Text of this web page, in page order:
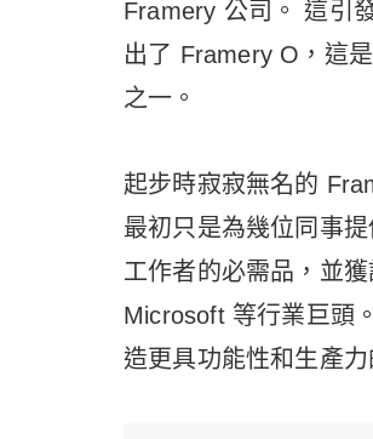
Framery 公司。 這引
出了 Framery O，這
之一。
起步時寂寂無名的
最初只是為幾位同事
工作者的必需品，並
Microsoft 等行業巨頭
造更具功能性和生產力